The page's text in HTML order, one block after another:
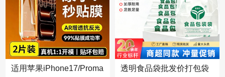
适用苹果iPhone17/Proma
透明食品袋批发价打包袋